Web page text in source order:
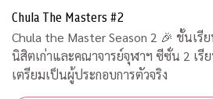
Chula The Masters #2
Chula the Master Season 2 🎉 ชั้นเรียนออนไลน์จากสุดยอด
นิสิตเก่าและคณาจารย์จุฬาฯ ซีซั่น 2 เรียนรู้เรื่องการจัดการเพื่อ
เตรียมเป็นผู้ประกอบการตัวจริง